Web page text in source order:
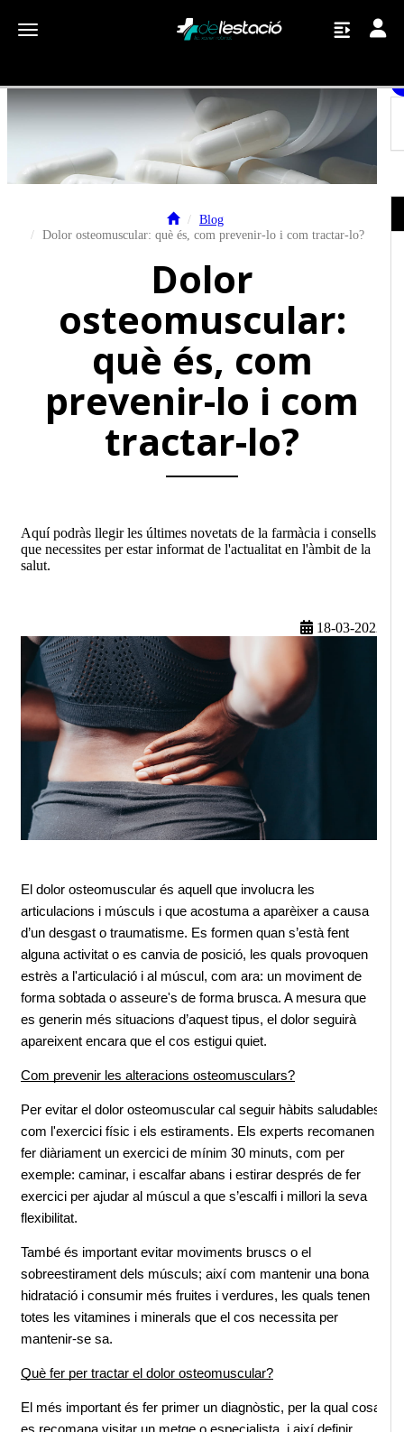
Toggle navigation
Blog
Dolor osteomuscular: què és, com prevenir-lo i com tractar-lo?
Dolor
osteomuscular:
què és, com
prevenir-lo i com
tractar-lo?
Aquí podràs llegir les últimes novetats de la farmàcia i consells
que necessites per estar informat de l'actualitat en l'àmbit de la
salut.
18-03-2022
El dolor osteomuscular és aquell que involucra les
articulacions i músculs i que acostuma a aparèixer a causa
d’un desgast o traumatisme. Es formen quan s’està fent
alguna activitat o es canvia de posició, les quals provoquen
estrès a l'articulació i al múscul, com ara: un moviment de
forma sobtada o asseure's de forma brusca. A mesura que
es generin més situacions d’aquest tipus, el dolor seguirà
apareixent encara que el cos estigui quiet.
Com prevenir les alteracions osteomusculars?
Per evitar el dolor osteomuscular cal seguir hàbits saludables
com l'exercici físic i els estiraments. Els experts recomanen
fer diàriament un exercici de mínim 30 minuts, com per
exemple: caminar, i escalfar abans i estirar després de fer
exercici per ajudar al múscul a que s’escalfi i millori la seva
flexibilitat.
També és important evitar moviments bruscs o el
sobreestirament dels músculs; així com mantenir una bona
hidratació i consumir més fruites i verdures, les quals tenen
totes les vitamines i minerals que el cos necessita per
mantenir-se sa.
Què fer per tractar el dolor osteomuscular?
El més important és fer primer un diagnòstic, per la qual cosa